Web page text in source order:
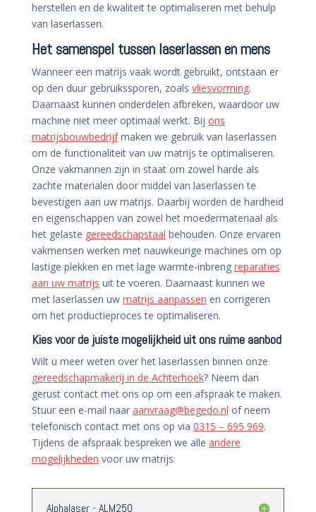
herstellen en de kwaliteit te optimaliseren met behulp
van laserlassen.
Het samenspel tussen laserlassen en mens
Wanneer een matrijs vaak wordt gebruikt, ontstaan er
op den duur gebruikssporen, zoals vliesvorming.
Daarnaast kunnen onderdelen afbreken, waardoor uw
machine niet meer optimaal werkt. Bij ons
matrijsbouwbedrijfmaken we gebruik van laserlassen
om de functionaliteit van uw matrijs te optimaliseren.
Onze vakmannen zijn in staat om zowel harde als
zachte materialen door middel van laserlassen te
bevestigen aan uw matrijs. Daarbij worden de hardheid
en eigenschappen van zowel het moedermateriaal als
het gelaste gereedschapstaal behouden. Onze ervaren
vakmensen werken met nauwkeurige machines om op
lastige plekken en met lage warmte-inbreng reparaties
aan uw matrijs uit te voeren. Daarnaast kunnen we
met laserlassen uw matrijs aanpassen en corrigeren
om het productieproces te optimaliseren.
Kies voor de juiste mogelijkheid uit ons ruime aanbod
Wilt u meer weten over het laserlassen binnen onze
gereedschapmakerij in de Achterhoek? Neem dan
gerust contact met ons op om een afspraak te maken.
Stuur een e-mail naar aanvraag@begedo.nl of neem
telefonisch contact met ons op via 0315 – 695 969.
Tijdens de afspraak bespreken we alle andere
mogelijkheden voor uw matrijs.
Alphalaser - ALM250